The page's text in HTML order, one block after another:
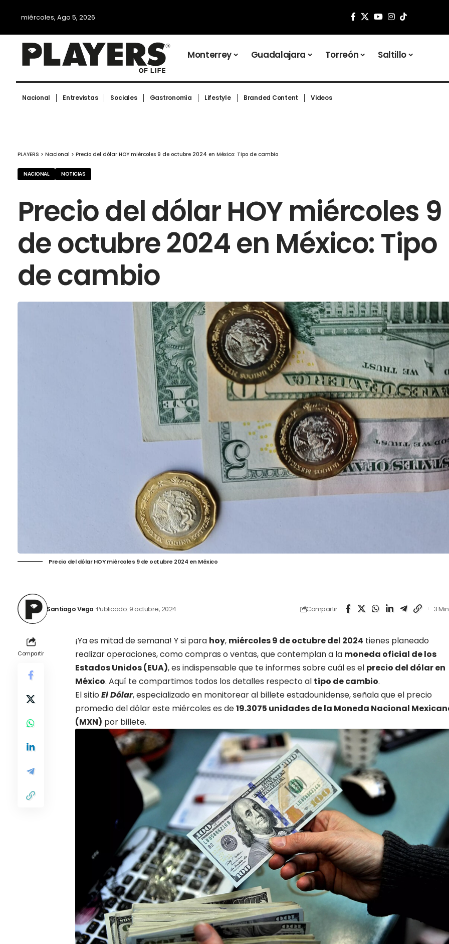
miércoles, Ago 5, 2026
Monterrey Guadalajara Torreón Saltillo
Nacional Entrevistas Sociales Gastronomía Lifestyle Branded Content Videos
PLAYERS > Nacional > Precio del dólar HOY miércoles 9 de octubre 2024 en México: Tipo de cambio
NACIONAL NOTICIAS
Precio del dólar HOY miércoles 9
de octubre 2024 en México: Tipo
de cambio
Precio del dólar HOY miércoles 9 de octubre 2024 en México
Santiago Vega Publicado: 9 octubre, 2024 Compartir 3
Compartir
¡Ya es mitad desemana! Y si para hoy, miércoles 9 de octubre del 2024 tienes planeado
realizar operaciones, como compras o ventas, que contemplan a la moneda oficial de los
Estados Unidos (EUA), es indispensable que teinformes sobre cuál es el precio del dólar en
México. Aquí te compartimos todos los detalles respecto al tipo de cambio.
El sitioEl Dólar, especializado en monitorear al billete estadounidense, señala que el precio
promedio del dólar este miércoles es de19.3075 unidades de la Moneda Nacional
(MXN) por billete.